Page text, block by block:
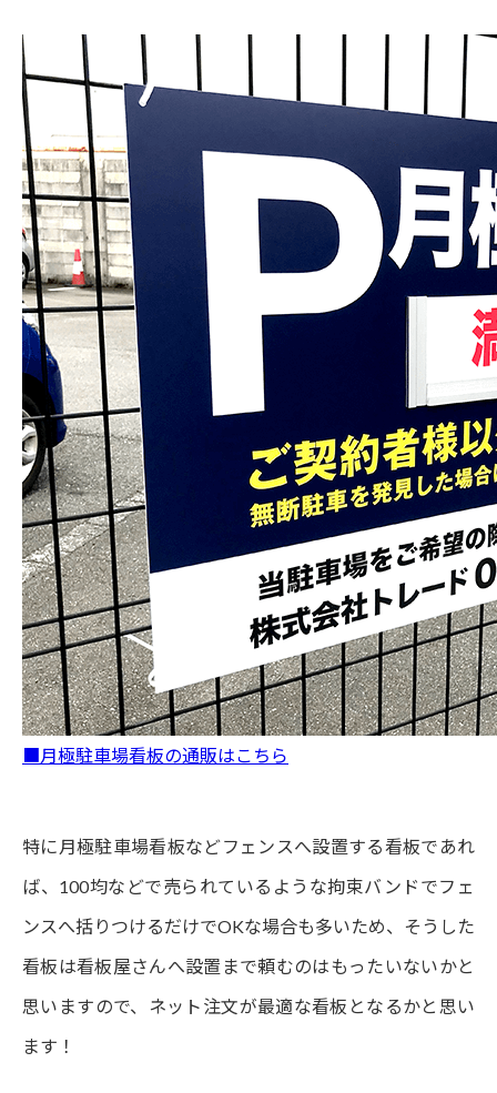
■月極駐車場看板の通販はこちら
特に月極駐車場看板などフェンスへ設置する看板であれ
ば、100均などで売られているような拘束バンドでフェ
ンスへ括りつけるだけでOKな場合も多いため、そうした
看板は看板屋さんへ設置まで頼むのはもったいないかと
思いますので、ネット注文が最適な看板となるかと思い
ます！